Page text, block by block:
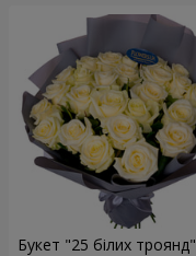
Букет "25 білих троянд"